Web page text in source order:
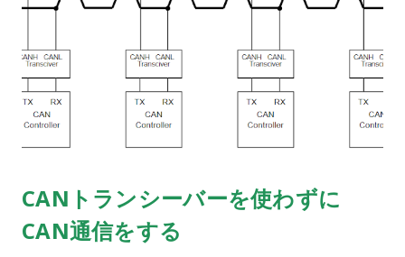
CANトランシーバーを使わずに
CAN通信をする